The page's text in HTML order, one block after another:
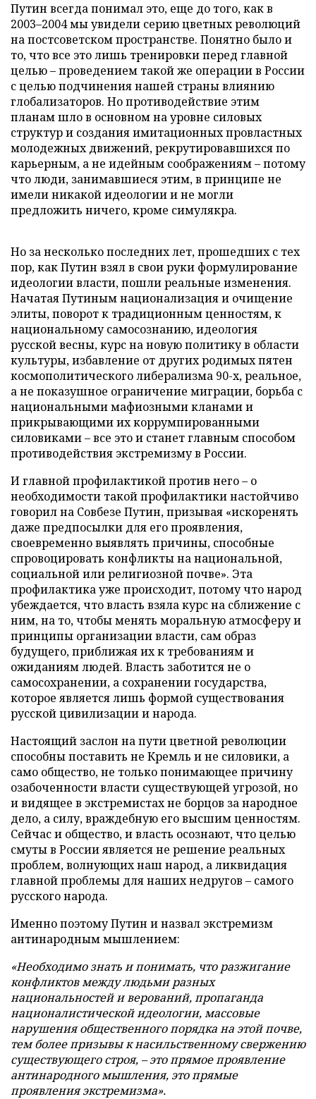
Путин всегда понимал это, еще до того, как в
2003–2004 мы увидели серию цветных революций
на постсоветском пространстве. Понятно было и
то, что все это лишь тренировки перед главной
целью – проведением такой же операции в России
с целью подчинения нашей страны влиянию
глобализаторов. Но противодействие этим
планам шло в основном на уровне силовых
структур и создания имитационных провластных
молодежных движений, рекрутировавшихся по
карьерным, а не идейным соображениям – потому
что люди, занимавшиеся этим, в принципе не
имели никакой идеологии и не могли
предложить ничего, кроме симулякра.
Но за несколько последних лет, прошедших с тех
пор, как Путин взял в свои руки формулирование
идеологии власти, пошли реальные изменения.
Начатая Путиным национализация и очищение
элиты, поворот к традиционным ценностям, к
национальному самосознанию, идеология
русской весны, курс на новую политику в области
культуры, избавление от других родимых пятен
космополитического либерализма 90-х, реальное,
а не показушное ограничение миграции, борьба с
национальными мафиозными кланами и
прикрывающими их коррумпированными
силовиками – все это и станет главным способом
противодействия экстремизму в России.
И главной профилактикой против него – о
необходимости такой профилактики настойчиво
говорил на Совбезе Путин, призывая «искоренять
даже предпосылки для его проявления,
своевременно выявлять причины, способные
спровоцировать конфликты на национальной,
социальной или религиозной почве». Эта
профилактика уже происходит, потому что народ
убеждается, что власть взяла курс на сближение с
ним, на то, чтобы менять моральную атмосферу и
принципы организации власти, сам образ
будущего, приближая их к требованиям и
ожиданиям людей. Власть заботится не о
самосохранении, а сохранении государства,
которое является лишь формой существования
русской цивилизации и народа.
Настоящий заслон на пути цветной революции
способны поставить не Кремль и не силовики, а
само общество, не только понимающее причину
озабоченности власти существующей угрозой, но
и видящее в экстремистах не борцов за народное
дело, а силу, враждебную его высшим ценностям.
Сейчас и общество, и власть осознают, что целью
смуты в России является не решение реальных
проблем, волнующих наш народ, а ликвидация
главной проблемы для наших недругов – самого
русского народа.
Именно поэтому Путин и назвал экстремизм
антинародным мышлением:
«Необходимо знать и понимать, что разжигание
конфликтов между людьми разных
национальностей и верований, пропаганда
националистической идеологии, массовые
нарушения общественного порядка на этой почве,
тем более призывы к насильственному свержению
существующего строя, – это прямое проявление
антинародного мышления, это прямые
проявления экстремизма».